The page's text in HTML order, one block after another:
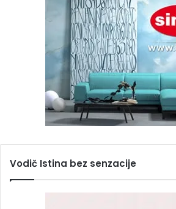
Vodič Istina bez senzacije